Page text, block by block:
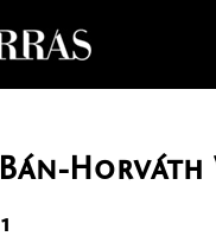
Bán-Horváth
1